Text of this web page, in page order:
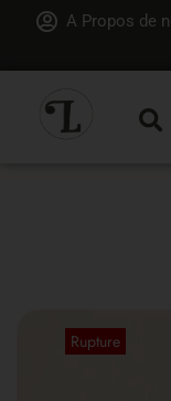
A Propos de